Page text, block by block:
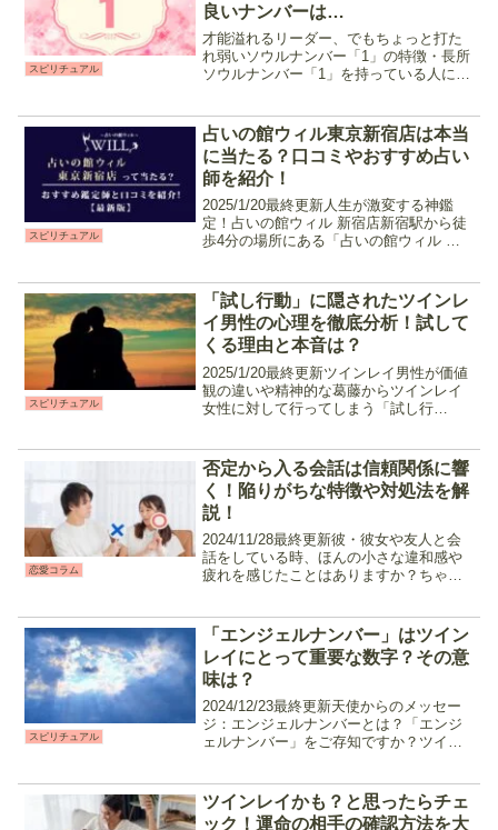
スピリチュアル
良いナンバーは…
才能溢れるリーダー、でもちょっと打た
れ弱いソウルナンバー「1」の特徴・長所
ソウルナンバー「1」を持っている人に共
飽きやすい・喜怒哀楽がはっきりしてい
る・しっかりしてい...
スピリチュアル
占いの館ウィル東京新宿店は本当
に当たる？口コミやおすすめ占い
師を紹介！
2025/1/20最終更新人生が激変する神鑑
定！占いの館ウィル 新宿店新宿駅から徒
歩4分の場所にある「占いの館ウィル 東
籍する人気の占い館です。恋愛や仕事の
悩みはもちろ...
スピリチュアル
「試し行動」に隠されたツインレ
イ男性の心理を徹底分析！試して
くる理由と本音は？
2025/1/20最終更新ツインレイ男性が価値
観の違いや精神的な葛藤からツインレイ
女性に対して行ってしまう「試し行
るの？と思うこともあるでしょう。今回
はそんな「試し行動...
恋愛コラム
否定から入る会話は信頼関係に響
く！陥りがちな特徴や対処法を解
説！
2024/11/28最終更新彼・彼女や友人と会
話をしている時、ほんの小さな違和感や
疲れを感じたことはありますか？ちゃん
些細なすれ違いからお別れの道を選んで
しまう事も少な...
スピリチュアル
「エンジェルナンバー」はツイン
レイにとって重要な数字？その意
味は？
2024/12/23最終更新天使からのメッセー
ジ：エンジェルナンバーとは？「エンジ
ェルナンバー」をご存知ですか？ツイン
中に自然と溶け込んでいて意識的に発見
することはでき...
ツインレイかも？と思ったらチェ
ック！運命の相手の確認方法を大